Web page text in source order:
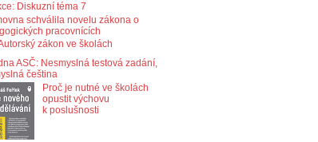
Diskuzní téma 7
schválila novelu zákona o
pracovnících
zákon ve školách
ASČ: Nesmyslná testová zadání,
čeština
Proč je nutné ve školách
opustit výchovu
k poslušnosti